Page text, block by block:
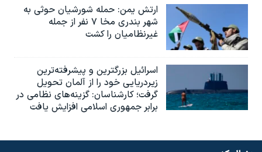
ارتش یمن: حمله شورشیان حوثی به
شهر بندری مخا ۷ نفر از جمله
غیرنظامیان را کشت
اسرائيل بزرگترین و پیشرفته‌ترین
زیردریایی خود را از آلمان تحویل
گرفت؛ کارشناسان: گزینه‌های نظامی در
برابر جمهوری اسلامی افزایش یافت